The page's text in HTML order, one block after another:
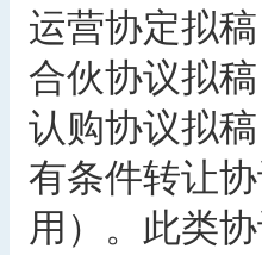
运营协定拟稿
合伙协议拟稿
认购协议拟稿
有条件转让
用）。此类